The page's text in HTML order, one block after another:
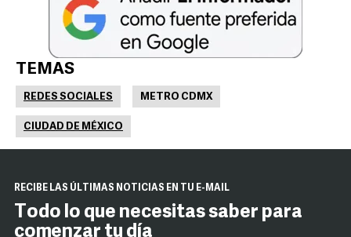
TEMAS
REDES SOCIALES METRO CDMX
CIUDAD DE MÉXICO
RECIBE LAS ÚLTIMAS NOTICIAS EN TU E-MAIL
Todo lo que necesitas saber para
comenzar tu día